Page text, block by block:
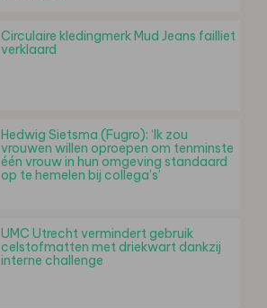
Circulaire kledingmerk Mud Jeans failliet
verklaard
Hedwig Sietsma (Fugro): ‘Ik zou
vrouwen willen oproepen om tenminste
één vrouw in hun omgeving standaard
op te hemelen bij collega’s’
UMC Utrecht vermindert gebruik
celstofmatten met driekwart dankzij
interne challenge